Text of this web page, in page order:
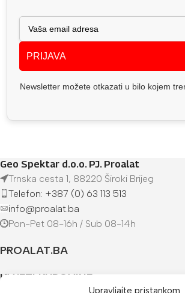
Upravljajte pristankom
PRIJAVA
Newsletter možete otkazati u bilo kojem
Geo Spektar d.o.o. PJ. Proalat
Trnska cesta 1, 88220 Široki Brijeg
Telefon: +387 (0) 63 113 513
info@proalat.ba
Pon-Pet 08-16h / Sub 08-14h
PROALAT.BA
UVJETI KUPOVINE